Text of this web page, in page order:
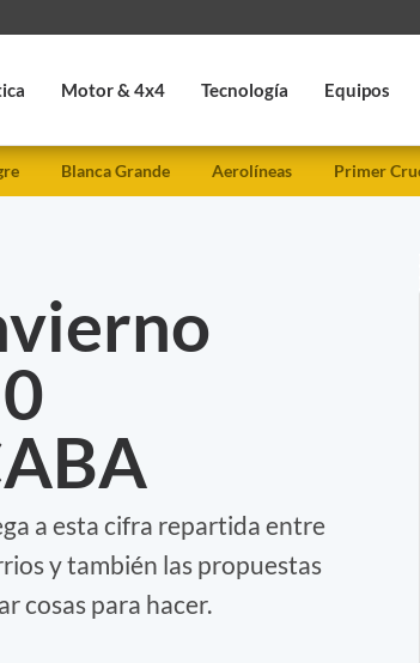
Motor & 4x4 Tecnología Equipos
Blanca Grande Aerolíneas Primer
a esta cifra repartida entre
y también las propuestas
cosas para hacer.